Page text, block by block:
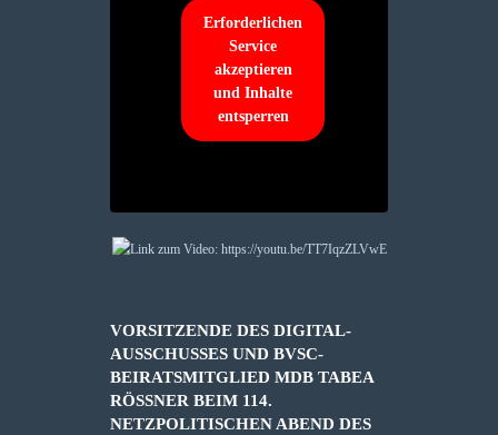
Erforderlichen
Service
akzeptieren
und Inhalte
entsperren
VORSITZENDE DES DIGITAL-
AUSSCHUSSES UND BVSC-
BEIRATSMITGLIED MDB TABEA
RÖSSNER BEIM 114. N
ETZPOLITISCHEN ABEND DES D